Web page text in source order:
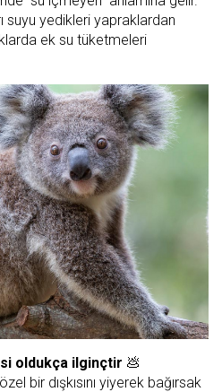
suyu yedikleri yapraklardan
ek su tüketmeleri
oldukça ilginçtir 💩
bir dışkısını yiyerek bağırsak